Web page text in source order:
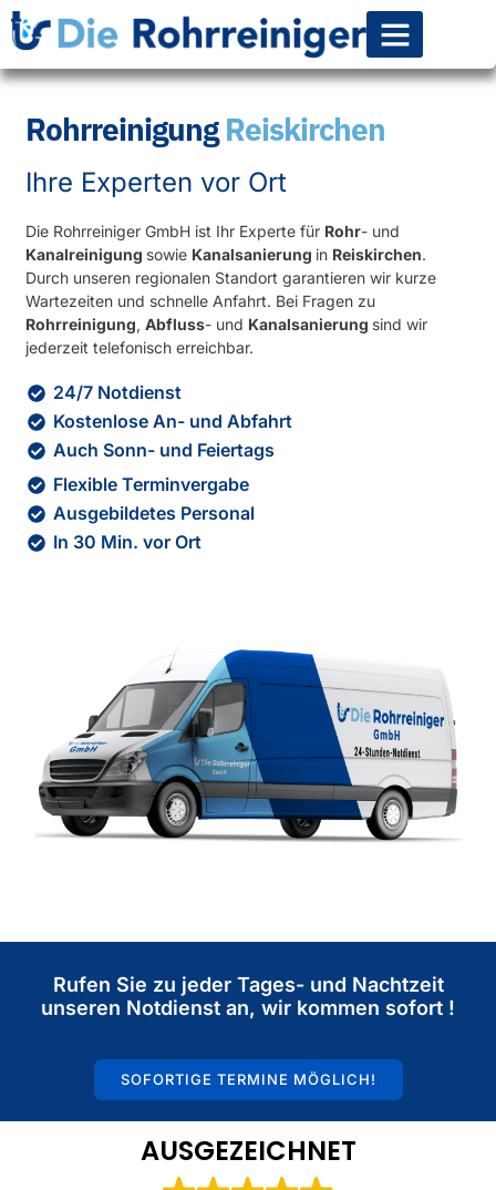
RohrreinigungReiskirchen
Ihre Experten vor Ort
Die Rohrreiniger GmbH ist Ihr Experte für Rohr- und
Kanalreinigung sowie Kanalsanierung in Reiskirchen.
Durch unseren regionalen Standort garantieren wir kurze
Wartezeiten und schnelle Anfahrt. Bei Fragen zu
Rohrreinigung,Abfluss- und Kanalsanierung sind wir
jederzeit telefonisch erreichbar.
24/7 Notdienst
Kostenlose An- und Abfahrt
Auch Sonn- und Feiertags
Flexible Terminvergabe
Ausgebildetes Personal
In 30 Min. vor Ort
Rufen Sie zu jeder Tages- und Nachtzeit
unseren Notdienst an, wir kommen sofort !
SOFORTIGE TERMINE MÖGLICH!
AUSGEZEICHNET